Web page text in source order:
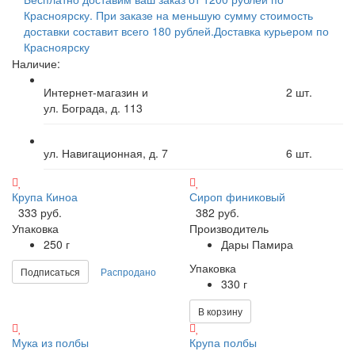
Красноярску. При заказе на меньшую сумму стоимость
доставки составит всего 180 рублей.Доставка курьером по
Красноярску
Наличие:
Интернет-магазин и
ул. Бограда, д. 113
2 шт.
ул. Навигационная, д. 7 6 шт.
Крупа Киноа
333 руб.
Упаковка
250 г
Подписаться Распродано
Сироп финиковый
382 руб.
Производитель
Дары Памира
Упаковка
330 г
В корзину
Мука из полбы
Крупа полбы